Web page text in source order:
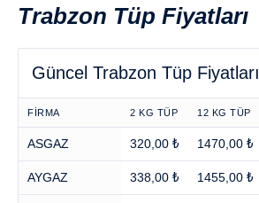
Trabzon Tüp Fiyatları
Güncel Trabzon Tüp Fiyatları
FİRMA 2 KG TÜP 12 KG TÜP
ASGAZ 320,00 ₺ 1470,00 ₺
AYGAZ 338,00 ₺ 1455,00 ₺